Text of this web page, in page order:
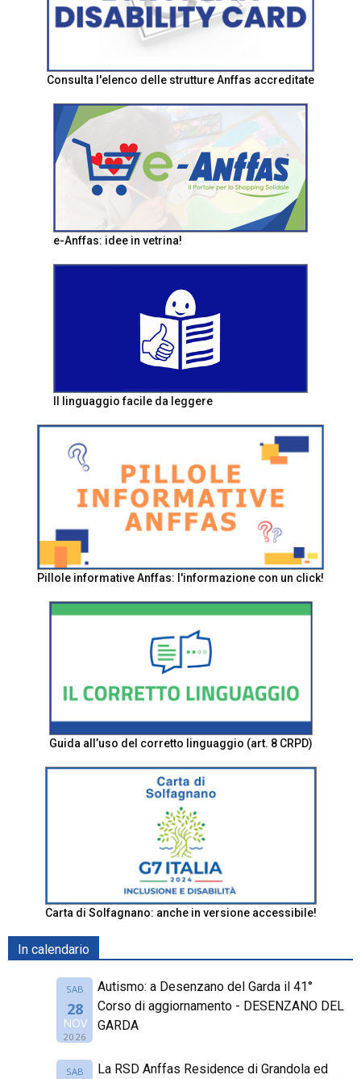
Consulta l'elenco delle strutture Anffas accreditate
e-Anffas: idee in vetrina!
Il linguaggio facile da leggere
Pillole informative Anffas: l'informazione con un click!
Guida all’uso del corretto linguaggio (art. 8 CRPD)
Carta di Solfagnano: anche in versione accessibile!
In calendario
SAB
28
NOV
2026
Autismo: a Desenzano del Garda il 41°
Corso di aggiornamento - DESENZANO DEL
GARDA
SAB
La RSD Anffas Residence di Grandola ed